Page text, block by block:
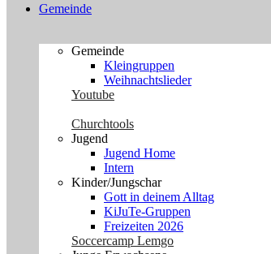
Gemeinde
Gemeinde
Kleingruppen
Weihnachtslieder
Youtube
Churchtools
Jugend
Jugend Home
Intern
Kinder/Jungschar
Gott in deinem Alltag
KiJuTe-Gruppen
Freizeiten 2026
Soccercamp Lemgo